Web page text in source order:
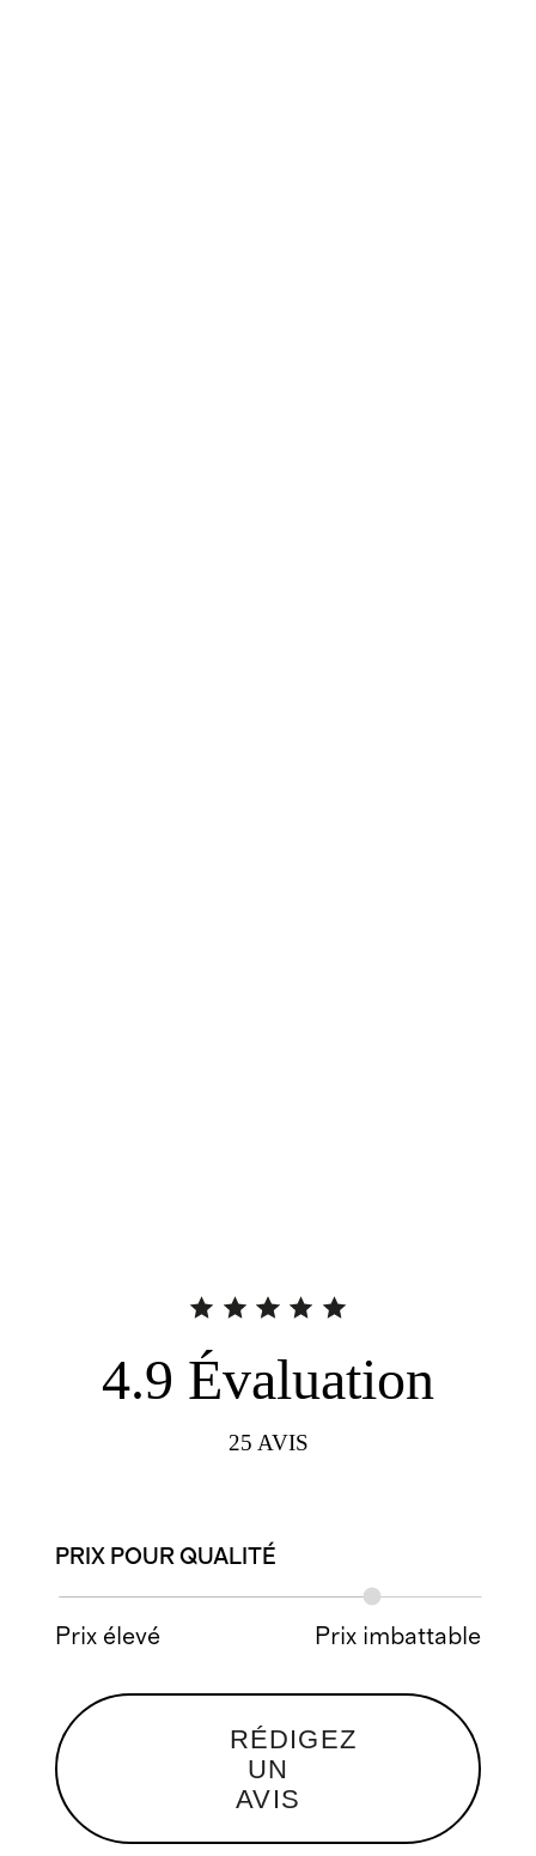
4.9 Évaluation
25 AVIS
PRIX POUR QUALITÉ
Prix élevé Prix imbattable
RÉDIGEZ
UN
AVIS